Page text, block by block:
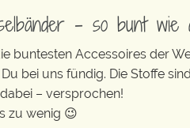
– so bunt wie
buntesten Accessoires der
bei uns fündig. Die Stoffe
– versprochen!
zu wenig 😉